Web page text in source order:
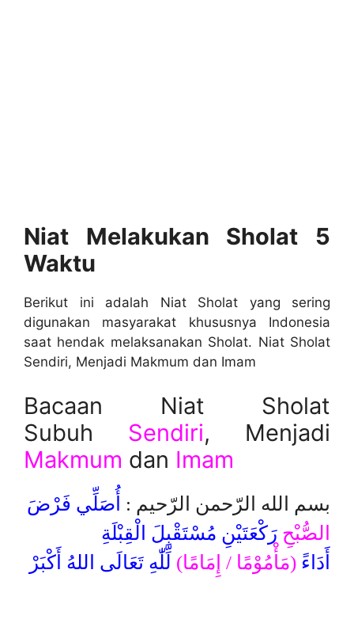
Niat Melakukan Sholat 5
Waktu
Berikut ini adalah Niat Sholat yang sering
digunakan masyarakat khususnya Indonesia
saat hendak melaksanakan Sholat. Niat Sholat
Sendiri, Menjadi Makmum dan Imam
Bacaan Niat Sholat
Subuh Sendiri, Menjadi
Makmum dan Imam
بسم الله الرّحمن الرّحيم : أُصَلِّي فَرْضَ
الصُّبْحِ رَكْعَتَيْنِ مُسْتَقْبِلَ الْقِبْلَةِ
أَدَاءً (مَأْمُوْمًا / إِمَامًا) لِّلّٰهِ تَعَالَى اللهُ أَكْبَرْ